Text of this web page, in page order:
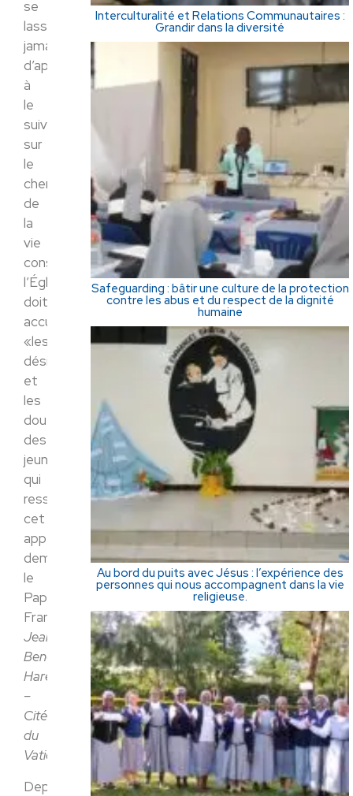
se
lasse
jamais
d’appeler
à
le
suivre
sur
le
chemin
de
la
vie
consacrée,
l’Église
doit
accueillir
«les
désirs
et
les
doutes»
des
jeunes
qui
ressentent
cet
appel,
demande
le
Pape
François.
Jean-
Benoît
Harel
–
Cité
du
Vatican
Depuis
Interculturalité et Relations Communautaires :
Grandir dans la diversité
Safeguarding : bâtir une culture de la protection
contre les abus et du respect de la dignité
humaine
Au bord du puits avec Jésus : l’expérience des
personnes qui nous accompagnent dans la vie
religieuse.